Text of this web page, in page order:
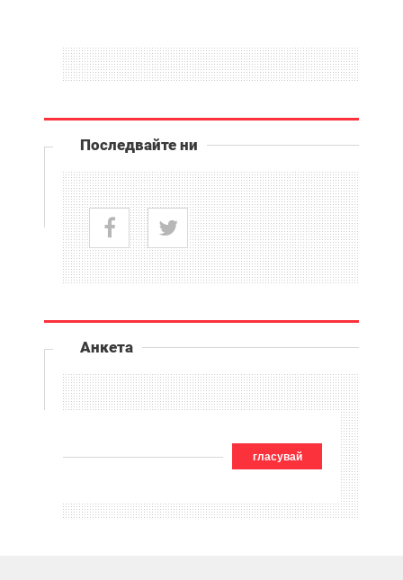
Последвайте ни
Анкета
гласувай